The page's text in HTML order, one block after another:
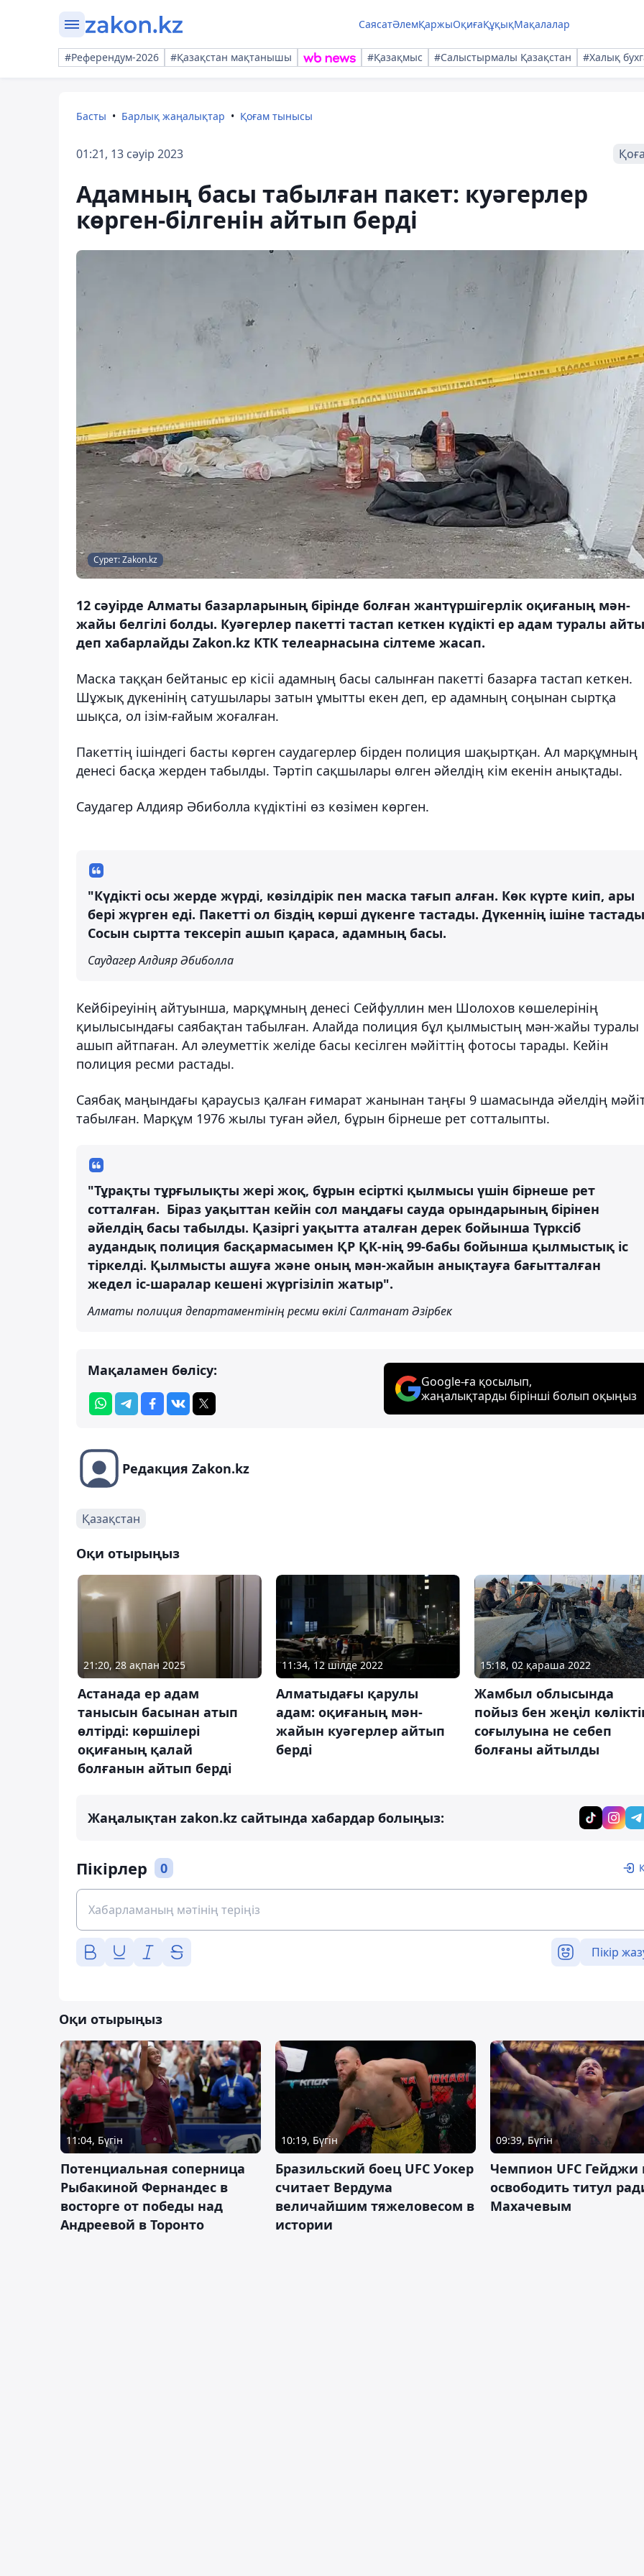
СаясатӘлемҚаржыОқиғаҚұқықМақалалар
#Референдум-2026 #Қазақстан мақтанышы #Қазақмыс #Салыстырмалы Қазақстан #Халық
Басты Барлық жаңалықтар Қоғам тынысы
01:21, 13 сәуір 2023
Адамның басы табылған пакет: куәгерлер
көрген-білгенін айтып берді
Сурет: Zakon.kz
12 сәуірде Алматы базарларының бірінде болған жантүршігерлік оқиғаның мән-
жайы белгілі болды. Куәгерлер пакетті тастап кеткен күдікті ер адам туралы
деп хабарлайды Zakon.kz КТК телеарнасына сілтеме жасап.
Маска таққан бейтаныс ер кісіі адамның басы салынған пакетті базарға тастап кеткен.
Шұжық дүкенінің сатушылары затын ұмытты екен деп, ер адамның соңынан сыртқа
шықса, ол ізім-ғайым жоғалған.
Пакеттің ішіндегі басты көрген саудагерлер бірден полиция шақыртқан. Ал марқұмның
денесі басқа жерден табылды. Тәртіп сақшылары өлген әйелдің кім екенін анықтады.
Саудагер Алдияр Әбиболла күдіктіні өз көзімен көрген.
"Күдікті осы жерде жүрді, көзілдірік пен маска тағып алған. Көк күрте киіп, ары
бері жүрген еді. Пакетті ол біздің көрші дүкенге тастады. Дүкеннің ішіне
Сосын сыртта тексеріп ашып қараса, адамның басы.
Саудагер Алдияр Әбиболла
Кейбіреуінің айтуынша, марқұмның денесі Сейфуллин мен Шолохов көшелерінің
қиылысындағы саябақтан табылған. Алайда полиция бұл қылмыстың мән-жайы туралы
ашып айтпаған. Ал әлеуметтік желіде басы кесілген мәйіттің фотосы тарады. Кейін
полиция ресми растады.
Саябақ маңындағы қараусыз қалған ғимарат жанынан таңғы 9 шамасында әйелдің
табылған. Марқұм 1976 жылы туған әйел, бұрын бірнеше рет сотталыпты.
"Тұрақты тұрғылықты жері жоқ, бұрын есірткі қылмысы үшін бірнеше рет
сотталған. Біраз уақыттан кейін сол маңдағы сауда орындарының бірінен
әйелдің басы табылды. Қазіргі уақытта аталған дерек бойынша Түрксіб
аудандық полиция басқармасымен ҚР ҚК-нің 99-бабы бойынша қылмыстық іс
тіркелді. Қылмысты ашуға және оның мән-жайын анықтауға бағытталған
жедел іс-шаралар кешені жүргізіліп жатыр".
Алматы полиция департаментінің ресми өкілі Салтанат Әзірбек
Мақаламен бөлісу:
Google-ға қосылып,
жаңалықтарды бірінші болып оқыңыз
Редакция Zakon.kz
Қазақстан
Оқи отырыңыз
21:20, 28 ақпан 2025
Астанада ер адам
танысын басынан атып
өлтірді: көршілері
оқиғаның қалай
болғанын айтып берді
11:34, 12 шілде 2022
Алматыдағы қарулы
адам: оқиғаның мән-
жайын куәгерлер айтып
берді
15:18, 02 қараша 2022
Жамбыл облысында
пойыз бен жеңіл
соғылуына не себеп
болғаны айтылды
Жаңалықтан zakon.kz сайтында хабардар болыңыз:
Пікірлер 0
Пікір
Оқи отырыңыз
11:04, Бүгін
Потенциальная соперница
Рыбакиной Фернандес в
восторге от победы над
Андреевой в Торонто
10:19, Бүгін
Бразильский боец UFC Уокер
считает Вердума
величайшим тяжеловесом в
истории
09:39, Бүгін
Чемпион UFC
освободить титул
Махачевым